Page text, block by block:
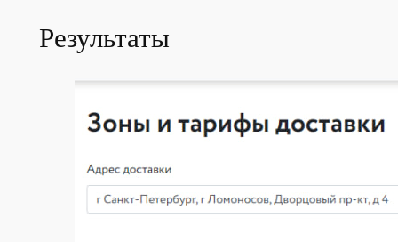
Результаты